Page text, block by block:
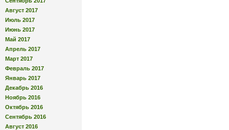
Август 2017
Июль 2017
Июнь 2017
Май 2017
Апрель 2017
Март 2017
Февраль 2017
Январь 2017
Декабрь 2016
Ноябрь 2016
Октябрь 2016
Сентябрь 2016
Август 2016